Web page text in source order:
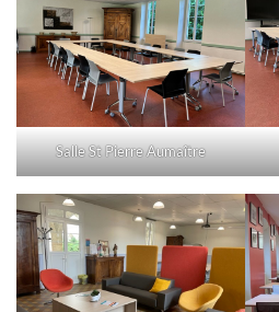
Salle St Pierre Aumaître